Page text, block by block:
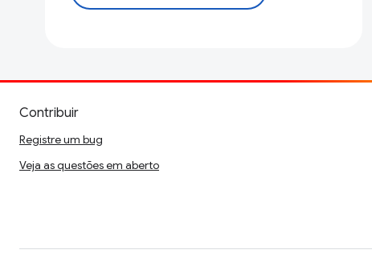
Contribuir
Registre um bug
Veja as questões em aberto